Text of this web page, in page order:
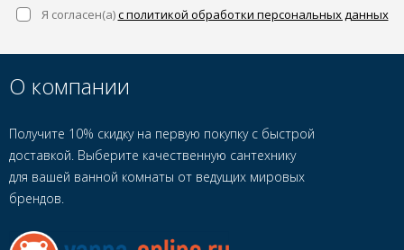
Я согласен(a)с политикой обработки персональных данных
О компании
Получите 10% скидку на первую покупку с быстрой
доставкой. Выберите качественную сантехнику
для вашей ванной комнаты от ведущих мировых
брендов.